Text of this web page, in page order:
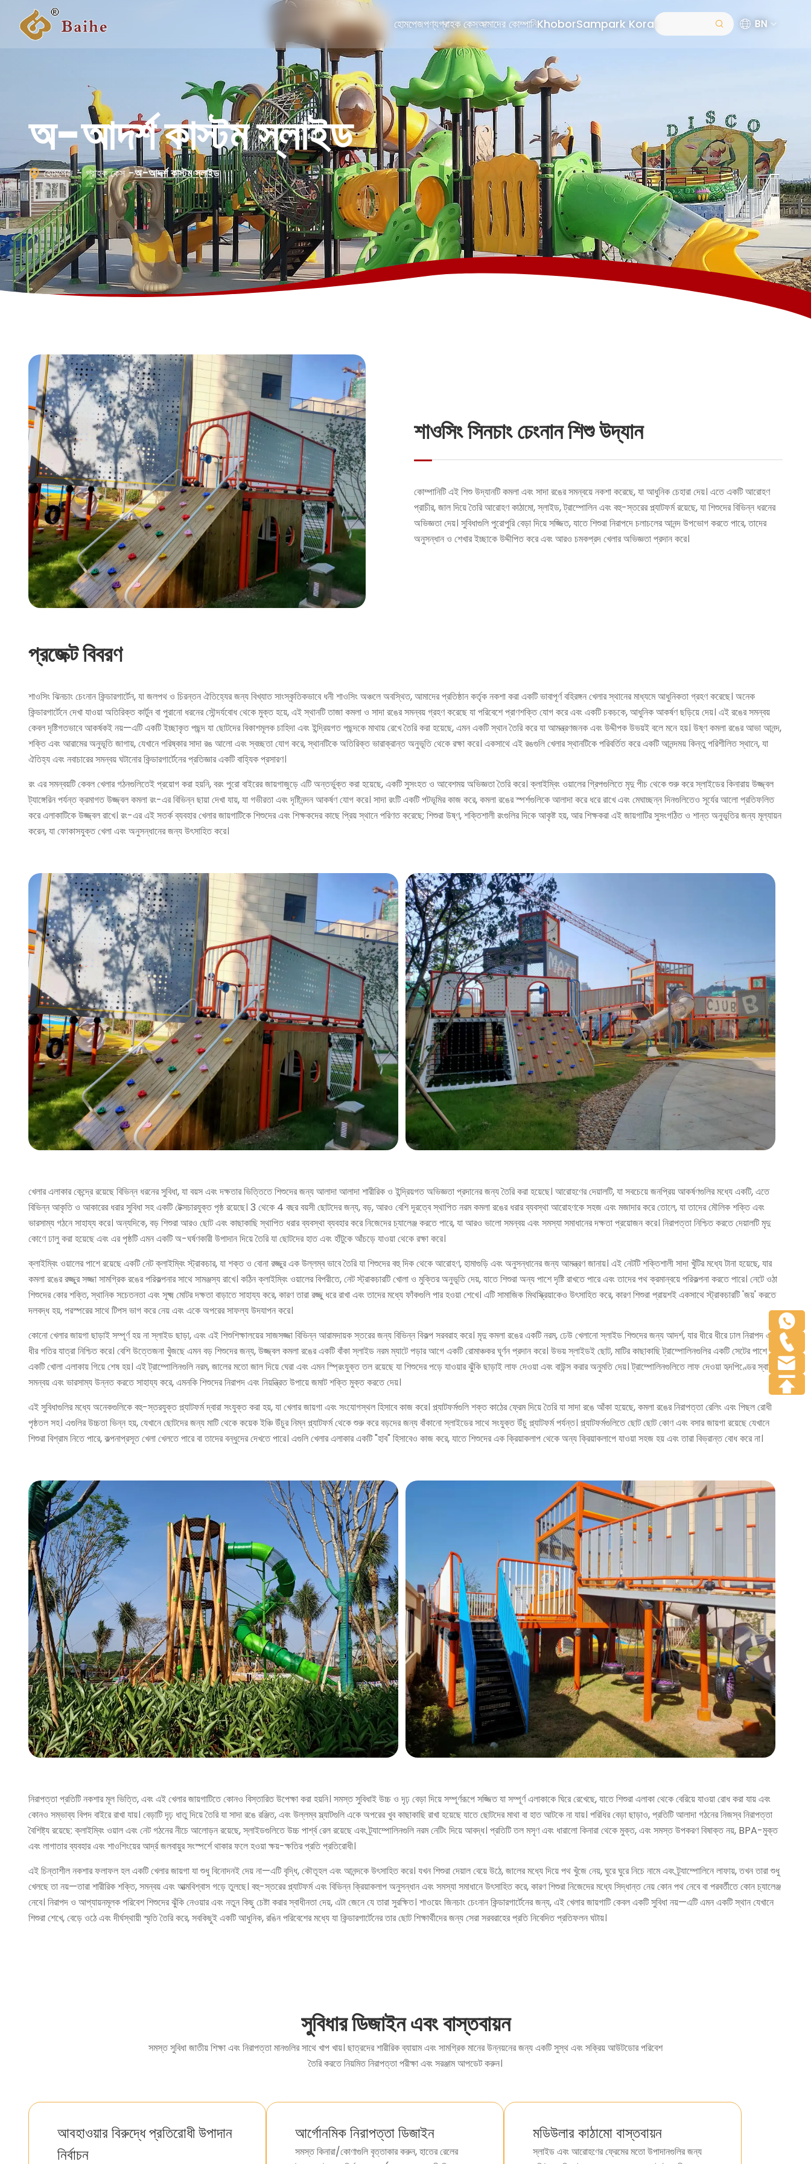
হোমপেজপণ্যগ্রাহক কেসআমাদের কোম্পানিKhoborSampark Kora BN
অ-আদর্শ কাস্টম স্লাইড
হোমপেজ - গ্রাহক কেস -অ-আদর্শ কাস্টম স্লাইড
শাওসিং সিনচাং চেংনান শিশু উদ্যান
কোম্পানিটি এই শিশু উদ্যানটি কমলা এবং সাদা রঙের সমন্বয়ে নকশা করেছে, যা আধুনিক চেহারা দেয়। এতে একটি আরোহণ
প্রাচীর, জাল দিয়ে তৈরি আরোহণ কাঠামো, স্লাইড, ট্রাম্পোলিন এবং বহু-স্তরের প্ল্যাটফর্ম রয়েছে, যা শিশুদের বিভিন্ন ধরনের
অভিজ্ঞতা দেয়। সুবিধাগুলি পুরোপুরি বেড়া দিয়ে সজ্জিত, যাতে শিশুরা নিরাপদে চলাচলের আনন্দ উপভোগ করতে পারে, তাদের
অনুসন্ধান ও শেখার ইচ্ছাকে উদ্দীপিত করে এবং আরও চমকপ্রদ খেলার অভিজ্ঞতা প্রদান করে।
প্রজেক্ট বিবরণ
শাওসিং ঝিনচাং চেংনান কিন্ডারগার্টেন, যা জলপথ ও চিরন্তন ঐতিহ্যের জন্য বিখ্যাত সাংস্কৃতিকভাবে ধনী শাওসিং অঞ্চলে অবস্থিত, আমাদের প্রতিষ্ঠান কর্তৃক নকশা করা একটি ভাবাপূর্ণ বহিরঙ্গন খেলার স্থানের মাধ্যমে আধুনিকতা গ্রহণ করেছে। অনেক
কিন্ডারগার্টেনে দেখা যাওয়া অতিরিক্ত কার্টুন বা পুরানো ধরনের সৌন্দর্যবোধ থেকে মুক্ত হয়ে, এই স্থানটি তাজা কমলা ও সাদা রঙের সমন্বয় গ্রহণ করেছে যা পরিবেশে প্রাণশক্তি যোগ করে এবং একটি চকচকে, আধুনিক আকর্ষণ ছড়িয়ে দেয়। এই রঙের সমন্বয়
কেবল দৃষ্টিগতভাবে আকর্ষকই নয়—এটি একটি ইচ্ছাকৃত পছন্দ যা ছোটদের বিকাশমূলক চাহিদা এবং ইন্দ্রিয়গত পছন্দকে মাথায় রেখে তৈরি করা হয়েছে, এমন একটি স্থান তৈরি করে যা আমন্ত্রণজনক এবং উদ্দীপক উভয়ই বলে মনে হয়। উষ্ণ কমলা রঙের আভা আনন্দ,
শক্তি এবং আরামের অনুভূতি জাগায়, যেখানে পরিষ্কার সাদা রঙ আলো এবং স্বচ্ছতা যোগ করে, স্থানটিকে অতিরিক্ত ভারাক্রান্ত অনুভূতি থেকে রক্ষা করে। একসাথে এই রঙগুলি খেলার স্থানটিকে পরিবর্তিত করে একটি আনন্দময় কিন্তু পরিশীলিত স্থানে, যা
ঐতিহ্য এবং নবাচারের সমন্বয় ঘটানোর কিন্ডারগার্টেনের প্রতিজ্ঞার একটি বাহ্যিক প্রসারণ।
রং এর সমন্বয়টি কেবল খেলার গঠনগুলিতেই প্রয়োগ করা হয়নি, বরং পুরো বাইরের জায়গাজুড়ে এটি অন্তর্ভুক্ত করা হয়েছে, একটি সুসংহত ও আবেশময় অভিজ্ঞতা তৈরি করে। ক্লাইম্বিং ওয়ালের গ্রিপগুলিতে মৃদু পীচ থেকে শুরু করে স্লাইডের কিনারায় উজ্জ্বল
ট্যাঙ্গেরিন পর্যন্ত ক্রমাগত উজ্জ্বল কমলা রং-এর বিভিন্ন ছায়া দেখা যায়, যা গভীরতা এবং দৃষ্টিনন্দন আকর্ষণ যোগ করে। সাদা রংটি একটি পটভূমির কাজ করে, কমলা রঙের স্পর্শগুলিকে আলাদা করে ধরে রাখে এবং মেঘাচ্ছন্ন দিনগুলিতেও সূর্যের আলো প্রতিফলিত
করে এলাকাটিকে উজ্জ্বল রাখে। রং-এর এই সতর্ক ব্যবহার খেলার জায়গাটিকে শিশুদের এবং শিক্ষকদের কাছে প্রিয় স্থানে পরিণত করেছে; শিশুরা উষ্ণ, শক্তিশালী রংগুলির দিকে আকৃষ্ট হয়, আর শিক্ষকরা এই জায়গাটির সুসংগঠিত ও শান্ত অনুভূতির জন্য মূল্যায়ন
করেন, যা ফোকাসযুক্ত খেলা এবং অনুসন্ধানের জন্য উৎসাহিত করে।
খেলার এলাকার কেন্দ্রে রয়েছে বিভিন্ন ধরনের সুবিধা, যা বয়স এবং দক্ষতার ভিত্তিতে শিশুদের জন্য আলাদা আলাদা শারীরিক ও ইন্দ্রিয়গত অভিজ্ঞতা প্রদানের জন্য তৈরি করা হয়েছে। আরোহণের দেয়ালটি, যা সবচেয়ে জনপ্রিয় আকর্ষণগুলির মধ্যে একটি, এতে
বিভিন্ন আকৃতি ও আকারের ধরার সুবিধা সহ একটি টেক্সচারযুক্ত পৃষ্ঠ রয়েছে। 3 থেকে 4 বছর বয়সী ছোটদের জন্য, বড়, আরও বেশি দূরত্বে স্থাপিত নরম কমলা রঙের ধরার ব্যবস্থা আরোহণকে সহজ এবং মজাদার করে তোলে, যা তাদের মৌলিক শক্তি এবং
ভারসাম্য গঠনে সাহায্য করে। অন্যদিকে, বড় শিশুরা আরও ছোট এবং কাছাকাছি স্থাপিত ধরার ব্যবস্থা ব্যবহার করে নিজেদের চ্যালেঞ্জ করতে পারে, যা আরও ভালো সমন্বয় এবং সমস্যা সমাধানের দক্ষতা প্রয়োজন করে। নিরাপত্তা নিশ্চিত করতে দেয়ালটি মৃদু
কোণে ঢালু করা হয়েছে এবং এর পৃষ্ঠটি এমন একটি অ-ঘর্ষণকারী উপাদান দিয়ে তৈরি যা ছোটদের হাত এবং হাঁটুকে আঁচড়ে যাওয়া থেকে রক্ষা করে।
ক্লাইম্বিং ওয়ালের পাশে রয়েছে একটি নেট ক্লাইম্বিং স্ট্রাকচার, যা শক্ত ও বোনা রজ্জুর এক উল্লম্ব ভাবে তৈরি যা শিশুদের বহু দিক থেকে আরোহণ, হামাগুড়ি এবং অনুসন্ধানের জন্য আমন্ত্রণ জানায়। এই নেটটি শক্তিশালী সাদা খুঁটির মধ্যে টানা হয়েছে, যার
কমলা রঙের রজ্জুর সজ্জা সামগ্রিক রঙের পরিকল্পনার সাথে সামঞ্জস্য রাখে। কঠিন ক্লাইম্বিং ওয়ালের বিপরীতে, নেট স্ট্রাকচারটি খোলা ও মুক্তির অনুভূতি দেয়, যাতে শিশুরা অন্য পাশে দৃষ্টি রাখতে পারে এবং তাদের পথ ক্রমান্বয়ে পরিকল্পনা করতে পারে। নেটে ওঠা
শিশুদের কোর শক্তি, স্থানিক সচেতনতা এবং সূক্ষ্ম মোটর দক্ষতা বাড়াতে সাহায্য করে, কারণ তারা রজ্জু ধরে রাখা এবং তাদের মধ্যে ফাঁকগুলি পার হওয়া শেখে। এটি সামাজিক মিথস্ক্রিয়াকেও উৎসাহিত করে, কারণ শিশুরা প্রায়শই একসাথে স্ট্রাকচারটি 'জয়' করতে
দলবদ্ধ হয়, পরস্পরের সাথে টিপস ভাগ করে নেয় এবং একে অপরের সাফল্য উদযাপন করে।
কোনো খেলার জায়গা ছাড়াই সম্পূর্ণ হয় না স্লাইড ছাড়া, এবং এই শিশুশিক্ষালয়ের সাজসজ্জা বিভিন্ন আরামদায়ক স্তরের জন্য বিভিন্ন বিকল্প সরবরাহ করে। মৃদু কমলা রঙের একটি নরম, ঢেউ খেলানো স্লাইড শিশুদের জন্য আদর্শ, যার ধীরে ধীরে ঢাল নিরাপদ এবং
ধীর গতির যাত্রা নিশ্চিত করে। বেশি উত্তেজনা খুঁজছে এমন বড় শিশুদের জন্য, উজ্জ্বল কমলা রঙের একটি বাঁকা স্লাইড নরম ম্যাটে পড়ার আগে একটি রোমাঞ্চকর ঘূর্ণন প্রদান করে। উভয় স্লাইডই ছোট, মাটির কাছাকাছি ট্রাম্পোলিনগুলির একটি সেটের পাশে
একটি খোলা এলাকায় গিয়ে শেষ হয়। এই ট্রাম্পোলিনগুলি নরম, জালের মতো জাল দিয়ে ঘেরা এবং এমন স্প্রিংযুক্ত তল রয়েছে যা শিশুদের পড়ে যাওয়ার ঝুঁকি ছাড়াই লাফ দেওয়া এবং বাউন্স করার অনুমতি দেয়। ট্রাম্পোলিনগুলিতে লাফ দেওয়া হৃদপিণ্ডের স্বাস্থ্য,
সমন্বয় এবং ভারসাম্য উন্নত করতে সাহায্য করে, এমনকি শিশুদের নিরাপদ এবং নিয়ন্ত্রিত উপায়ে জমাট শক্তি মুক্ত করতে দেয়।
এই সুবিধাগুলির মধ্যে অনেকগুলিকে বহু-স্তরযুক্ত প্ল্যাটফর্ম দ্বারা সংযুক্ত করা হয়, যা খেলার জায়গা এবং সংযোগস্থল হিসাবে কাজ করে। প্ল্যাটফর্মগুলি শক্ত কাঠের ফ্রেম দিয়ে তৈরি যা সাদা রঙে আঁকা হয়েছে, কমলা রঙের নিরাপত্তা রেলিং এবং পিছল রোধী
পৃষ্ঠতল সহ। এগুলির উচ্চতা ভিন্ন হয়, যেখানে ছোটদের জন্য মাটি থেকে কয়েক ইঞ্চি উঁচুর নিম্ন প্ল্যাটফর্ম থেকে শুরু করে বড়দের জন্য বাঁকানো স্লাইডের সাথে সংযুক্ত উঁচু প্ল্যাটফর্ম পর্যন্ত। প্ল্যাটফর্মগুলিতে ছোট ছোট কোণ এবং বসার জায়গা রয়েছে যেখানে
শিশুরা বিশ্রাম নিতে পারে, কল্পনাপ্রসূত খেলা খেলতে পারে বা তাদের বন্ধুদের দেখতে পারে। এগুলি খেলার এলাকার একটি "হাব" হিসাবেও কাজ করে, যাতে শিশুদের এক ক্রিয়াকলাপ থেকে অন্য ক্রিয়াকলাপে যাওয়া সহজ হয় এবং তারা বিভ্রান্ত বোধ করে না।
নিরাপত্তা প্রতিটি নকশার মূল ভিত্তি, এবং এই খেলার জায়গাটিতে কোনও বিস্তারিত উপেক্ষা করা হয়নি। সমস্ত সুবিধাই উচ্চ ও দৃঢ় বেড়া দিয়ে সম্পূর্ণরূপে সজ্জিত যা সম্পূর্ণ এলাকাকে ঘিরে রেখেছে, যাতে শিশুরা এলাকা থেকে বেরিয়ে যাওয়া রোধ করা যায় এবং
কোনও সম্ভাব্য বিপদ বাইরে রাখা যায়। বেড়াটি দৃঢ় ধাতু দিয়ে তৈরি যা সাদা রঙে রঞ্জিত, এবং উল্লম্ব স্ল্যাটগুলি একে অপরের খুব কাছাকাছি রাখা হয়েছে যাতে ছোটদের মাথা বা হাত আটকে না যায়। পরিধির বেড়া ছাড়াও, প্রতিটি আলাদা গঠনের নিজস্ব নিরাপত্তা
বৈশিষ্ট্য রয়েছে: ক্লাইম্বিং ওয়াল এবং নেট গঠনের নীচে আলোড়ন রয়েছে, স্লাইডগুলিতে উচ্চ পার্শ্ব রেল রয়েছে এবং ট্র্যাম্পোলিনগুলি নরম নেটিং দিয়ে আবদ্ধ। প্রতিটি তল মসৃণ এবং ধারালো কিনারা থেকে মুক্ত, এবং সমস্ত উপকরণ বিষাক্ত নয়, BPA-মুক্ত
এবং লাগাতার ব্যবহার এবং শাওশিংয়ের আর্দ্র জলবায়ুর সংস্পর্শে থাকার ফলে হওয়া ক্ষয়-ক্ষতির প্রতি প্রতিরোধী।
এই চিন্তাশীল নকশার ফলাফল হল একটি খেলার জায়গা যা শুধু বিনোদনই দেয় না—এটি বৃদ্ধি, কৌতূহল এবং আনন্দকে উৎসাহিত করে। যখন শিশুরা দেয়াল বেয়ে উঠে, জালের মধ্যে দিয়ে পথ খুঁজে নেয়, ঘুরে ঘুরে নিচে নামে এবং ট্র্যাম্পোলিনে লাফায়, তখন তারা শুধু
খেলছে তা নয়—তারা শারীরিক শক্তি, সমন্বয় এবং আত্মবিশ্বাস গড়ে তুলছে। বহু-স্তরের প্ল্যাটফর্ম এবং বিভিন্ন ক্রিয়াকলাপ অনুসন্ধান এবং সমস্যা সমাধানে উৎসাহিত করে, কারণ শিশুরা নিজেদের মধ্যে সিদ্ধান্ত নেয় কোন পথ নেবে বা পরবর্তীতে কোন চ্যালেঞ্জ
নেবে। নিরাপদ ও আপ্যায়নমূলক পরিবেশ শিশুদের ঝুঁকি নেওয়ার এবং নতুন কিছু চেষ্টা করার স্বাধীনতা দেয়, এটা জেনে যে তারা সুরক্ষিত। শাওয়েং জিনচাং চেংনান কিন্ডারগার্টেনের জন্য, এই খেলার জায়গাটি কেবল একটি সুবিধা নয়—এটি এমন একটি স্থান যেখানে
শিশুরা শেখে, বেড়ে ওঠে এবং দীর্ঘস্থায়ী স্মৃতি তৈরি করে, সবকিছুই একটি আধুনিক, রঙিন পরিবেশের মধ্যে যা কিন্ডারগার্টেনের তার ছোট শিক্ষার্থীদের জন্য সেরা সরবরাহের প্রতি নিবেদিত প্রতিফলন ঘটায়।
সুবিধার ডিজাইন এবং বাস্তবায়ন
সমস্ত সুবিধা জাতীয় শিক্ষা এবং নিরাপত্তা মানগুলির সাথে খাপ খায়। ছাত্রদের শারীরিক ব্যায়াম এবং সামগ্রিক মানের উন্নয়নের জন্য একটি সুস্থ এবং সক্রিয় আউটডোর পরিবেশ
তৈরি করতে নিয়মিত নিরাপত্তা পরীক্ষা এবং সরঞ্জাম আপডেট করুন।
আবহাওয়ার বিরুদ্ধে প্রতিরোধী উপাদান
নির্বাচন
আর্গোনমিক নিরাপত্তা ডিজাইন
সমস্ত কিনারা/কোণাগুলি বৃত্তাকার করুন, হাতের রেলের
মডিউলার কাঠামো বাস্তবায়ন
স্লাইড এবং আরোহণের ফ্রেমের মতো উপাদানগুলির জন্য